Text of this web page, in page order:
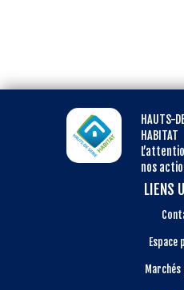
HAUTS-
HABITAT
nos
LIENS
Espace